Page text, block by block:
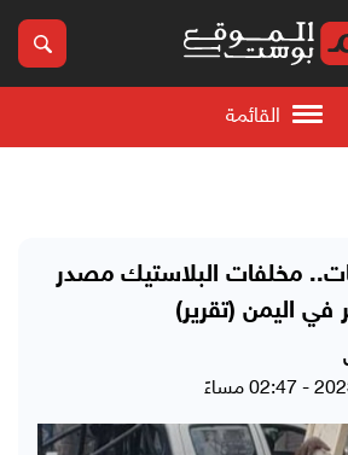
القائمة
مخلفات البلاستيك مصدر
في اليمن (تقرير)